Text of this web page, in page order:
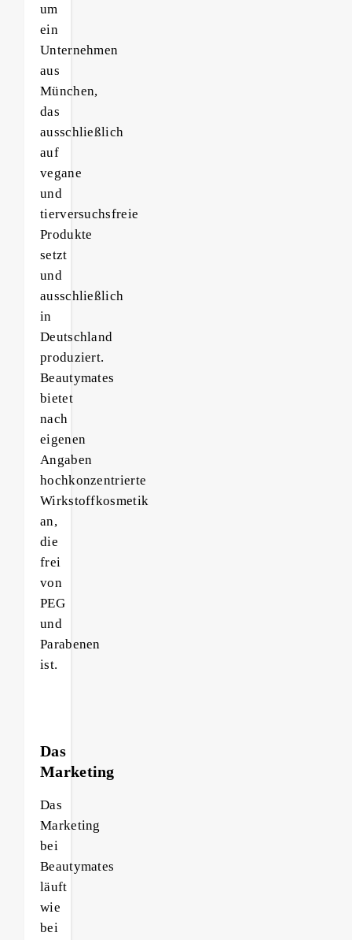
um
ein
Unternehmen
aus
München,
das
ausschließlich
auf
vegane
und
tierversuchsfreie
Produkte
setzt
und
ausschließlich
in
Deutschland
produziert.
Beautymates
bietet
nach
eigenen
Angaben
hochkonzentrierte
Wirkstoffkosmetik
an,
die
frei
von
PEG
und
Parabenen
ist.
Das
Marketing
Das
Marketing
bei
Beautymates
läuft
wie
bei